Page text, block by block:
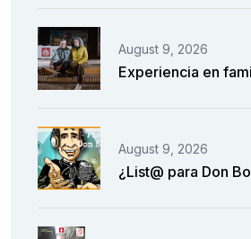
August 9, 2026
Experiencia en
August 9, 2026
¿List@ para Don